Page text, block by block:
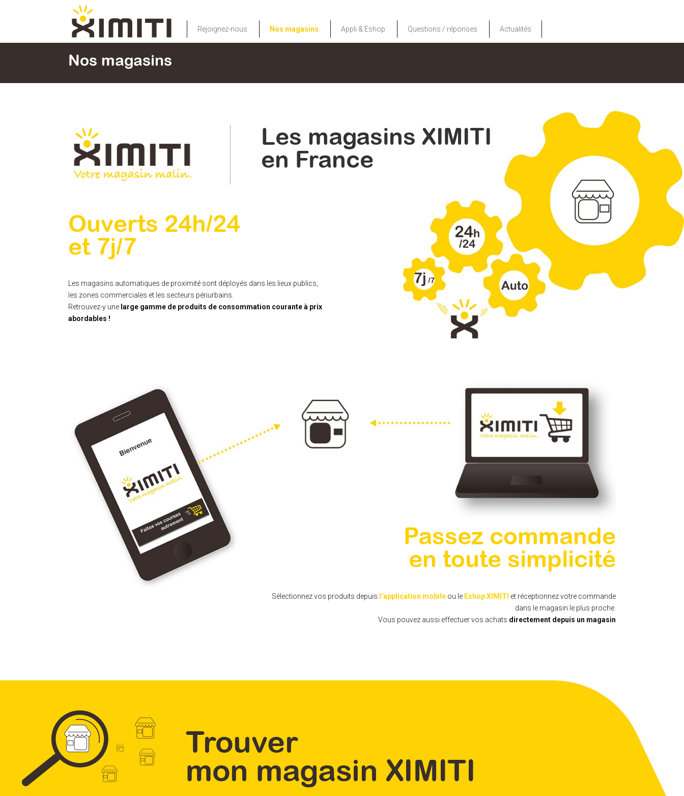
Rejoignez-nous Nos magasins Appli & Eshop Questions / réponses Actualités
Nos magasins
Les magasins XIMITI
en France
Ouverts 24h/24
et 7j/7
Les magasins automatiques de proximité sont déployés dans les lieux publics,
les zones commerciales et les secteurs périurbains.
Retrouvez-y une large gamme de produits de consommation courante à prix
abordables !
Passez commande
en toute simplicité
Sélectionnez vos produits depuis l’application mobileou le Eshop XIMITI et réceptionnez votre commande
dans le magasin le plus proche.
Vous pouvez aussi effectuer vos achats directement depuis un magasin